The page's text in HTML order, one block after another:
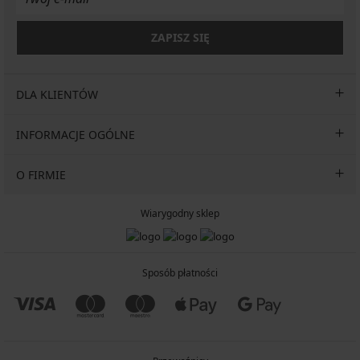
ZAPISZ SIĘ
DLA KLIENTÓW
INFORMACJE OGÓLNE
O FIRMIE
Wiarygodny sklep
Sposób płatności